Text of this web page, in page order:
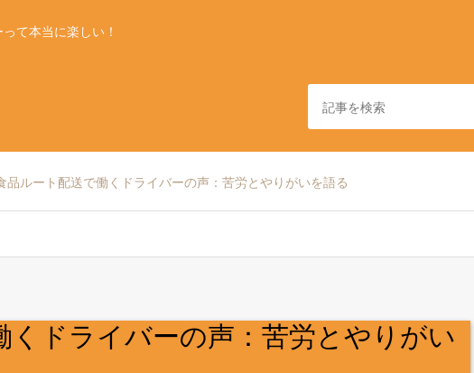
って本当に楽しい！
品ルート配送で働くドライバーの声：苦労とやりがいを語る
くドライバーの声：苦労とやりがい